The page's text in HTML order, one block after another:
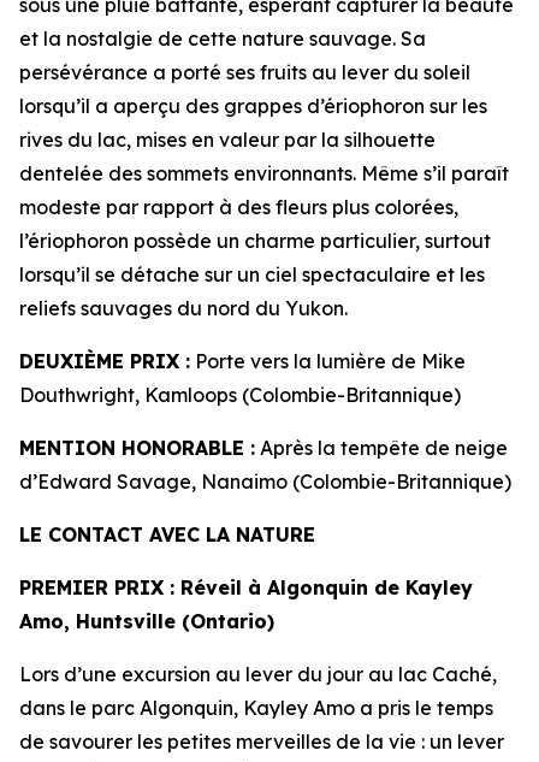
sous une pluie battante, espérant capturer la beauté
et la nostalgie de cette nature sauvage. Sa
persévérance a porté ses fruits au lever du soleil
lorsqu’il a aperçu des grappes d’ériophoron sur les
rives du lac, mises en valeur par la silhouette
dentelée des sommets environnants. Même s’il paraît
modeste par rapport à des fleurs plus colorées,
l’ériophoron possède un charme particulier, surtout
lorsqu’il se détache sur un ciel spectaculaire et les
reliefs sauvages du nord du Yukon.
DEUXIÈME PRIX : Porte vers la lumière de Mike
Douthwright, Kamloops (Colombie-Britannique)
MENTION HONORABLE : Après la tempête de neige
d’Edward Savage, Nanaimo (Colombie-Britannique)
LE CONTACT AVEC LA NATURE
PREMIER PRIX : Réveil à Algonquin de Kayley
Amo, Huntsville (Ontario)
Lors d’une excursion au lever du jour au lac Caché,
dans le parc Algonquin, Kayley Amo a pris le temps
de savourer les petites merveilles de la vie : un lever